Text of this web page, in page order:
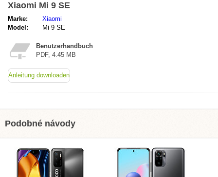
Xiaomi Mi 9 SE
Marke:
Xiaomi
Model:
Mi 9 SE
Benutzerhandbuch
PDF, 4.45 MB
Anleitung downloaden
Podobné návody